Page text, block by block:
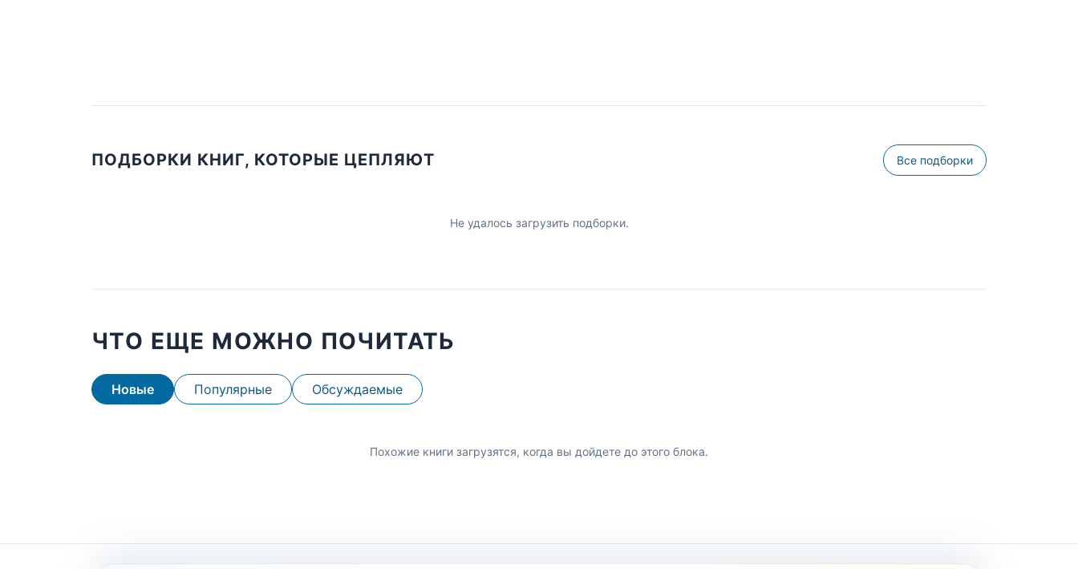
ПОДБОРКИ КНИГ, КОТОРЫЕ ЦЕПЛЯЮТ Все подборки
Не удалось загрузить подборки.
ЧТО ЕЩЕ МОЖНО ПОЧИТАТЬ
Новые Популярные Обсуждаемые
Похожие книги загрузятся, когда вы дойдете до этого блока.